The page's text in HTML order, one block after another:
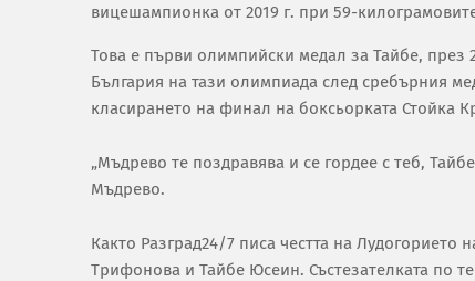
вицешампионка от 2019 г. при 59-
Това е първи олимпийски медал за Тайбе, през
България на тази олимпиада след сребърния
класирането на финал на боксьорката Стойка
„Мъдрево те поздравява и се гордее с теб,
Мъдрево.
Както Разград24/7 писа честта на
Трифонова и Тайбе Юсеин. Състезателката по